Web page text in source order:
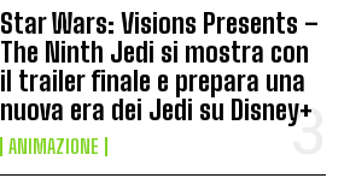
Star Wars: Visions Presents –
The Ninth Jedi si mostra con
il trailer finale e prepara una
nuova era dei Jedi su Disney+
ANIMAZIONE